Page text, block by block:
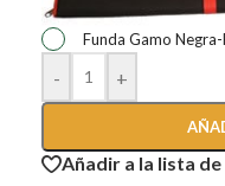
Funda Gamo Negra-
- +
Añadir a la lista